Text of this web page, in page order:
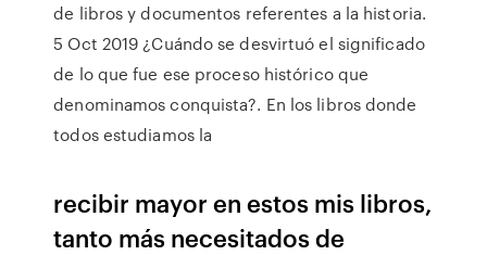
de libros y documentos referentes a la historia.
5 Oct 2019 ¿Cuándo se desvirtuó el significado
de lo que fue ese proceso histórico que
denominamos conquista?. En los libros donde
todos estudiamos la
recibir mayor en estos mis libros,
tanto más necesitados de